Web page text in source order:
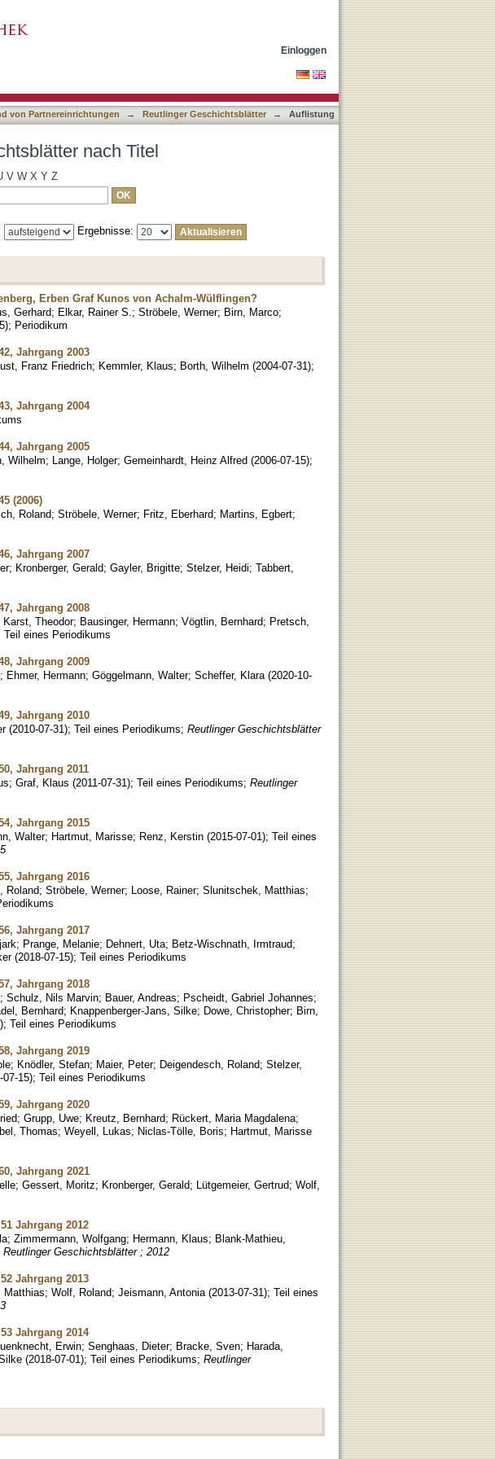
Einloggen
von Partnereinrichtungen → Reutlinger Geschichtsblätter →
Auflistung
nach Titel
V W X Y Z
Ergebnisse:
Erben Graf Kunos von Achalm-Wülflingen?
Gerhard; Elkar, Rainer S. ; Ströbele, Werner; Birn, Marco;
); Periodikum
Jahrgang 2003
Franz Friedrich; Kemmler, Klaus; Borth, Wilhelm (2004-07-31);
Jahrgang 2004
Jahrgang 2005
Wilhelm; Lange, Holger; Gemeinhardt, Heinz Alfred (2006-07-15);
(2006)
Roland; Ströbele, Werner; Fritz, Eberhard; Martins, Egbert;
Jahrgang 2007
; Kronberger, Gerald; Gayler, Brigitte; Stelzer, Heidi; Tabbert,
Jahrgang 2008
Karst, Theodor; Bausinger, Hermann; Vögtlin, Bernhard; Pretsch,
Teil eines Periodikums
Jahrgang 2009
; Ehmer, Hermann; Göggelmann, Walter; Scheffer, Klara (2020-10-
Jahrgang 2010
(2010-07-31); Teil eines Periodikums; Reutlinger Geschichtsblätter
Jahrgang 2011
; Graf, Klaus (2011-07-31); Teil eines Periodikums; Reutlinger
Jahrgang 2015
Walter; Hartmut, Marisse; Renz, Kerstin (2015-07-01); Teil eines
Jahrgang 2016
Roland; Ströbele, Werner; Loose, Rainer; Slunitschek, Matthias;
Jahrgang 2017
; Prange, Melanie; Dehnert, Uta; Betz-Wischnath, Irmtraud;
(2018-07-15); Teil eines Periodikums
Jahrgang 2018
; Schulz, Nils Marvin; Bauer, Andreas; Pscheidt, Gabriel Johannes;
Bernhard; Knappenberger-Jans, Silke; Dowe, Christopher; Birn,
); Teil eines Periodikums
Jahrgang 2019
; Knödler, Stefan; Maier, Peter; Deigendesch, Roland; Stelzer,
07-15); Teil eines Periodikums
Jahrgang 2020
; Grupp, Uwe; Kreutz, Bernhard; Rückert, Maria Magdalena;
Thomas; Weyell, Lukas; Niclas-Tölle, Boris; Hartmut, Marisse
Jahrgang 2021
; Gessert, Moritz; Kronberger, Gerald; Lütgemeier, Gertrud; Wolf,
Jahrgang 2012
; Zimmermann, Wolfgang; Hermann, Klaus; Blank-Mathieu,
Reutlinger Geschichtsblätter ; 2012
Jahrgang 2013
Matthias; Wolf, Roland; Jeismann, Antonia (2013-07-31); Teil eines
Jahrgang 2014
Erwin; Senghaas, Dieter; Bracke, Sven; Harada,
(2018-07-01); Teil eines Periodikums; Reutlinger